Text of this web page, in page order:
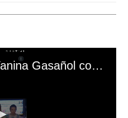
El mal momento de Yanina Gasañol con un hincha argentino en "Subrayado"